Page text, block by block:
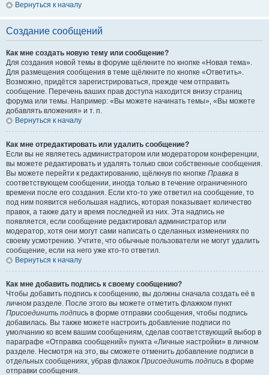
Вернуться к началу
Создание сообщений
Как мне создать новую тему или сообщение?
Для создания новой темы в форуме щёлкните по кнопке «Новая тема».
Для размещения сообщения в теме щёлкните по кнопке «Ответить».
Возможно, придётся зарегистрироваться, прежде чем отправить
сообщение. Перечень ваших прав доступа находится внизу страниц
форума или темы. Например: «Вы можете начинать темы», «Вы можете
добавлять вложения» и т. п.
Вернуться к началу
Как мне отредактировать или удалить сообщение?
Если вы не являетесь администратором или модератором конференции,
вы можете редактировать и удалять только свои собственные сообщения.
Вы можете перейти к редактированию, щёлкнув по кнопке Правка в
соответствующем сообщении, иногда только в течение ограниченного
времени после его создания. Если кто-то уже ответил на сообщение, то
под ним появится небольшая надпись, которая показывает количество
правок, а также дату и время последней из них. Эта надпись не
появляется, если сообщение редактировал администратор или
модератор, хотя они могут сами написать о сделанных изменениях по
своему усмотрению. Учтите, что обычные пользователи не могут удалить
сообщение, если на него уже кто-то ответил.
Вернуться к началу
Как мне добавить подпись к своему сообщению?
Чтобы добавить подпись к сообщению, вы должны сначала создать её в
личном разделе. После этого вы можете отметить флажком пункт
Присоединить подпись в форме отправки сообщения, чтобы подпись
добавилась. Вы также можете настроить добавление подписи по
умолчанию ко всем вашим сообщениям, сделав соответствующий выбор в
параграфе «Отправка сообщений» пункта «Личные настройки» в личном
разделе. Несмотря на это, вы сможете отменить добавление подписи в
отдельных сообщениях, убрав флажок Присоединить подпись в форме
отправки сообщения.